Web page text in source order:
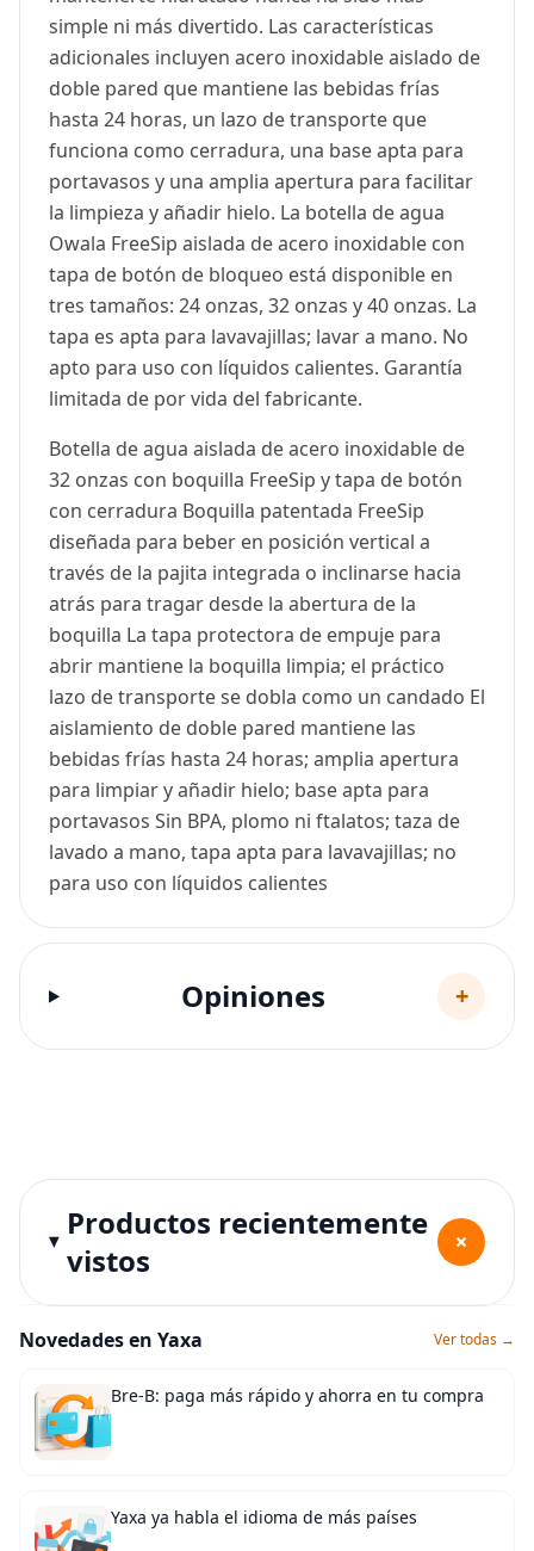
simple ni más divertido. Las características
adicionales incluyen acero inoxidable aislado de
doble pared que mantiene las bebidas frías
hasta 24 horas, un lazo de transporte que
funciona como cerradura, una base apta para
portavasos y una amplia apertura para facilitar
la limpieza y añadir hielo. La botella de agua
Owala FreeSip aislada de acero inoxidable con
tapa de botón de bloqueo está disponible en
tres tamaños: 24 onzas, 32 onzas y 40 onzas. La
tapa es apta para lavavajillas; lavar a mano. No
apto para uso con líquidos calientes. Garantía
limitada de por vida del fabricante.
Botella de agua aislada de acero inoxidable de
32 onzas con boquilla FreeSip y tapa de botón
con cerradura Boquilla patentada FreeSip
diseñada para beber en posición vertical a
través de la pajita integrada o inclinarse hacia
atrás para tragar desde la abertura de la
boquilla La tapa protectora de empuje para
abrir mantiene la boquilla limpia; el práctico
lazo de transporte se dobla como un candado El
aislamiento de doble pared mantiene las
bebidas frías hasta 24 horas; amplia apertura
para limpiar y añadir hielo; base apta para
portavasos Sin BPA, plomo ni ftalatos; taza de
lavado a mano, tapa apta para lavavajillas; no
para uso con líquidos calientes
Opiniones +
Productos recientemente
vistos
+
Novedades en Yaxa Ver todas →
Bre-B: paga más rápido y ahorra en tu compra
Yaxa ya habla el idioma de más países